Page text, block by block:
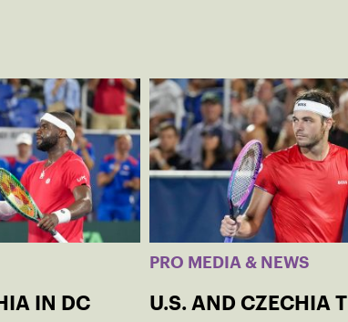
IN DC
PRO MEDIA & NEWS
U.S. AND CZECHIA